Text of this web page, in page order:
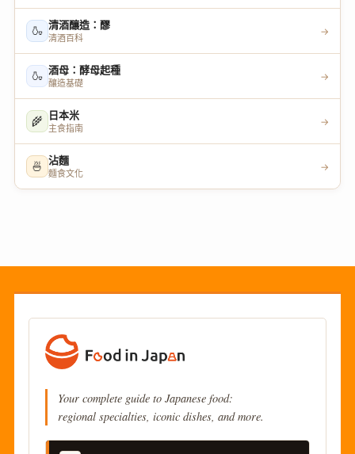
🍶 清酒釀造：醪
清酒百科
→
🍶 酒母：酵母起種
釀造基礎
→
🌾 日本米
主食指南
→
🍜 沾麵
麵食文化
→
Your complete guide to Japanese food:
regional specialties, iconic dishes, and more.